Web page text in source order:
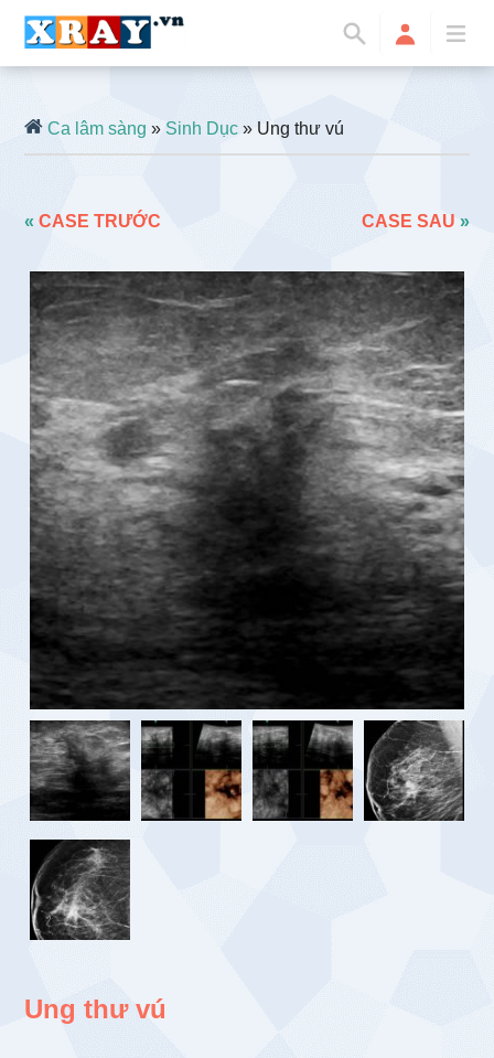
Ca lâm sàng »Sinh Dục » Ung thư vú
«CASE TRƯỚC CASE SAU »
Ung thư vú